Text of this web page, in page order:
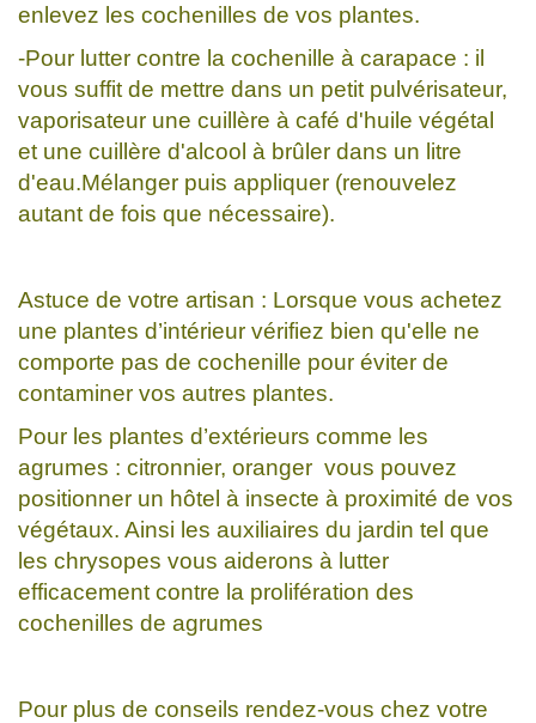
enlevez les cochenilles de vos plantes.
-Pour lutter contre la cochenille à carapace : il
vous suffit de mettre dans un petit pulvérisateur,
vaporisateur une cuillère à café d'huile végétal
et une cuillère d'alcool à brûler dans un litre
d'eau.Mélanger puis appliquer (renouvelez
autant de fois que nécessaire).
Astuce de votre artisan : Lorsque vous achetez
une plantes d’intérieur vérifiez bien qu'elle ne
comporte pas de cochenille pour éviter de
contaminer vos autres plantes.
Pour les plantes d’extérieurs comme les
agrumes : citronnier, oranger vous pouvez
positionner un hôtel à insecte à proximité de vos
végétaux. Ainsi les auxiliaires du jardin tel que
les chrysopes vous aiderons à lutter
efficacement contre la prolifération des
cochenilles de agrumes
Pour plus de conseils rendez-vous chez votre